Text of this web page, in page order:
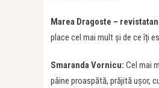
Marea Dragoste –
place cel mai mult și de ce îți
Smaranda Vornicu: Cel mai
pâine proaspătă, prăjită uşor,